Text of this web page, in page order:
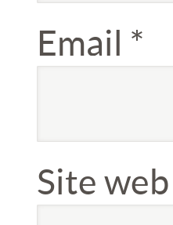
Email *
Site web